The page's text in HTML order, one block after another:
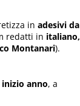
in adesivi da
redatti in italiano,
Montanari).
anno, a